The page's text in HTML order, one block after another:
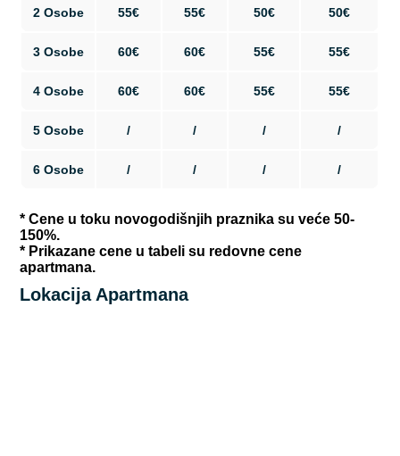
2 Osobe 55€ 55€ 50€ 50€
3 Osobe 60€ 60€ 55€ 55€
4 Osobe 60€ 60€ 55€ 55€
5 Osobe / / / /
6 Osobe / / / /
* Cene u toku novogodišnjih praznika su veće 50-
150%.
* Prikazane cene u tabeli su redovne cene
apartmana.
Lokacija Apartmana